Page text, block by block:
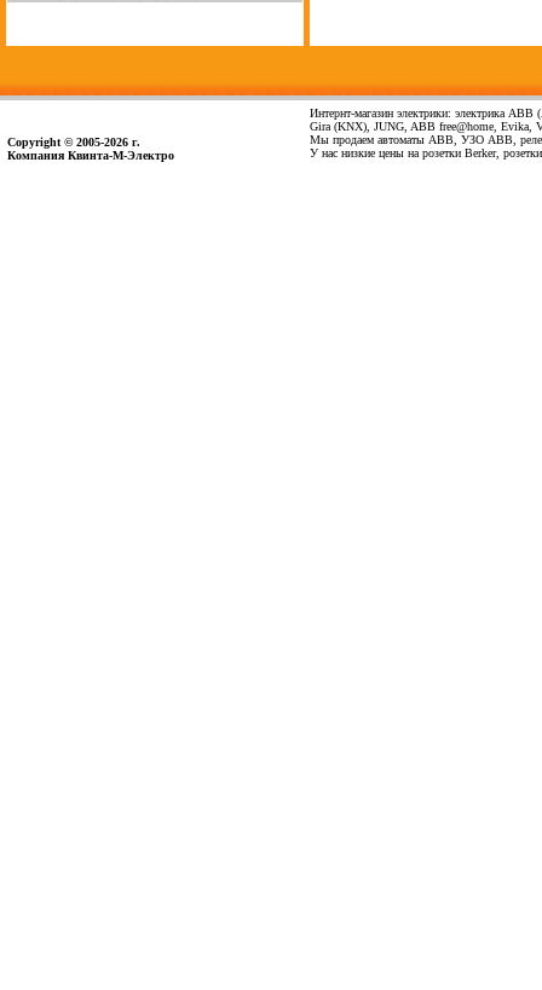
Copyright © 2005-2026 г.
Компания Квинта-М-Электро
Интернт-магазин электрики: электрика
Gira (KNX), JUNG, ABB free@home, Evika,
Мы продаем автоматы ABB, УЗО ABB, реле
У нас низкие цены на розетки Berker,